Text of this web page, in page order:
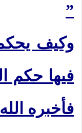
”
وكيف
فيها حكم
فأخبره الله